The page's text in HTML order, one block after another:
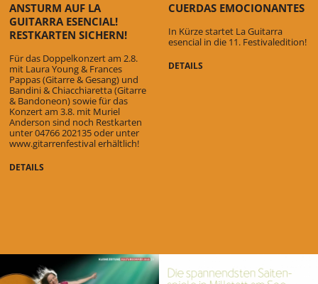
ANSTURM AUF LA
GUITARRA ESENCIAL!
RESTKARTEN SICHERN!
Für das Doppelkonzert am 2.8.
mit Laura Young & Frances
Pappas (Gitarre & Gesang) und
Bandini & Chiacchiaretta (Gitarre
& Bandoneon) sowie für das
Konzert am 3.8. mit Muriel
Anderson sind noch Restkarten
unter 04766 202135 oder unter
www.gitarrenfestival erhältlich!
DETAILS
CUERDAS EMOCIONANTES
In Kürze startet La Guitarra
esencial in die 11. Festivaledition!
DETAILS